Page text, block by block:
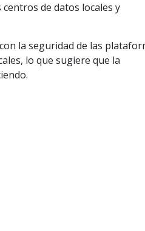
de datos locales y
la seguridad de las
lo que sugiere que la